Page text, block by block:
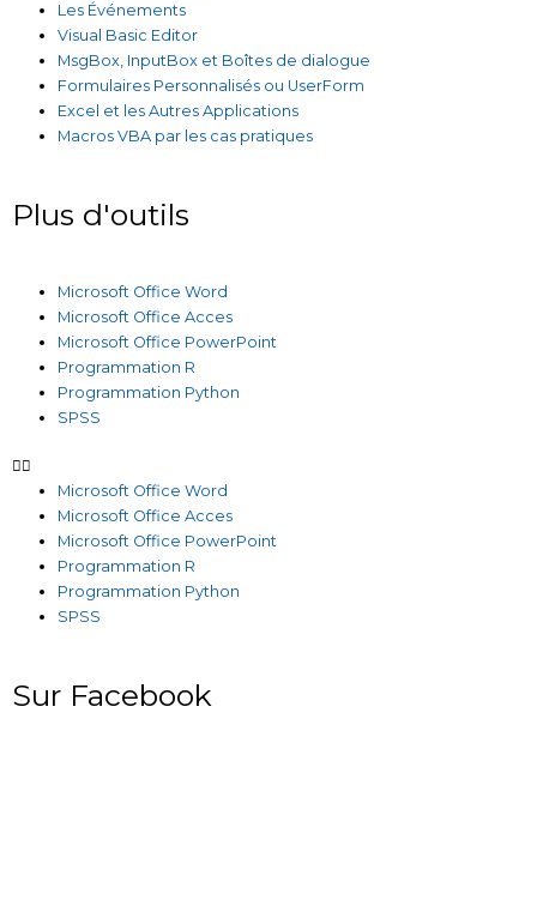
Les Événements
Visual Basic Editor
MsgBox, InputBox et Boîtes de dialogue
Formulaires Personnalisés ou UserForm
Excel et les Autres Applications
Macros VBA par les cas pratiques
Plus d'outils
Microsoft Office Word
Microsoft Office Acces
Microsoft Office PowerPoint
Programmation R
Programmation Python
SPSS
Microsoft Office Word
Microsoft Office Acces
Microsoft Office PowerPoint
Programmation R
Programmation Python
SPSS
Sur Facebook